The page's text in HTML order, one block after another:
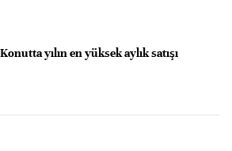
Konutta yılın en yüksek aylık satışı